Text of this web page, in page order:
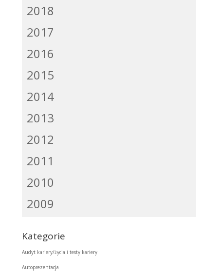
2018
2017
2016
2015
2014
2013
2012
2011
2010
2009
Kategorie
Audyt kariery/życia i testy kariery
Autoprezentacja